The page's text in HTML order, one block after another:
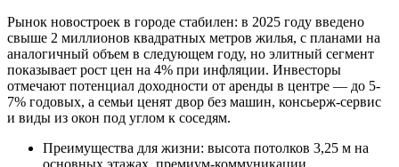
Рынок новостроек в городе стабилен: в 2025 году введено
свыше 2 миллионов квадратных метров жилья, с планами на
аналогичный объем в следующем году, но элитный сегмент
показывает рост цен на 4% при инфляции. Инвесторы
отмечают потенциал доходности от аренды в центре — до 5-
7% годовых, а семьи ценят двор без машин, консьерж-сервис
и виды из окон под углом к соседям.
Преимущества для жизни: высота потолков 3,25 м на
основных этажах, премиум-коммуникации,